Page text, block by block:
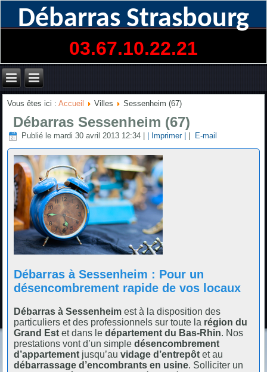
Débarras Strasbourg
03.67.10.22.21
Vous êtes ici :Accueil Villes Sessenheim (67)
Débarras Sessenheim (67)
Publié le mardi 30 avril 2013 12:34 | Imprimer | E-mail
Débarras à Sessenheim : Pour un
désencombrement rapide de vos locaux
Débarras à Sessenheimest à la disposition des
particuliers et des professionnels sur toute la région du
Grand Est et dans ledépartement du Bas-Rhin. Nos
prestations vont d’un simpledésencombrement
d’appartement jusqu’auvidage d’entrepôt et au
débarrassage d’encombrants en usine. Solliciter un